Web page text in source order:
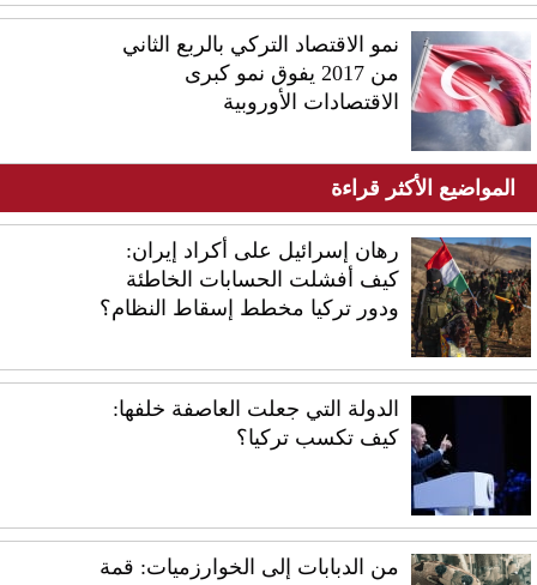
نمو الاقتصاد التركي بالربع الثاني
من 2017 يفوق نمو كبرى
الاقتصادات الأوروبية
المواضيع الأكثر قراءة
رهان إسرائيل على أكراد إيران:
كيف أفشلت الحسابات الخاطئة
ودور تركيا مخطط إسقاط النظام؟
الدولة التي جعلت العاصفة خلفها:
كيف تكسب تركيا؟
من الدبابات إلى الخوارزميات: قمة